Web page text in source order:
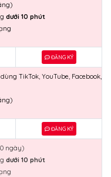
dưới 10 phút
ĐĂNG KÝ
TikTok, YouTube, Facebook,
ĐĂNG KÝ
ngày)
dưới 10 phút